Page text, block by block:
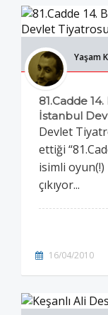
Yaşam
81.Cadde
İstanbul
Devlet
ettiği
isimli oyun(!)
çıkıyor...
16/04/2010